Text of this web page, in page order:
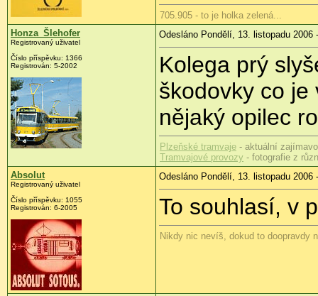
705.905 - to je holka zelená...
Honza_Šlehofer
Registrovaný uživatel
Číslo příspěvku: 1366
Registrován: 5-2002
Odesláno Pondělí, 13. listopadu 2006
Kolega prý
škodovky co je
nějaký opilec
Plzeňské tramvaje - aktuální
Tramvajové provozy - fotografie z
Absolut
Registrovaný uživatel
Číslo příspěvku: 1055
Registrován: 6-2005
Odesláno Pondělí, 13. listopadu 2006
To souhlasí, v
Nikdy nic nevíš, dokud to doopravdy